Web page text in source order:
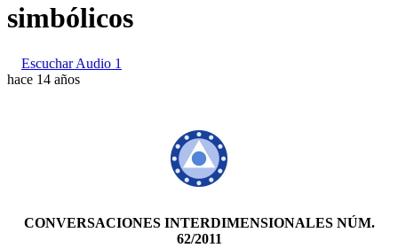
simbólicos
Escuchar Audio 1
hace 14 años
CONVERSACIONES INTERDIMENSIONALES NÚM.
62/2011